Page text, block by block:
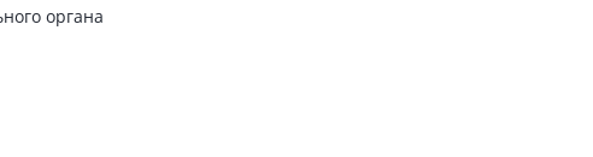
органа